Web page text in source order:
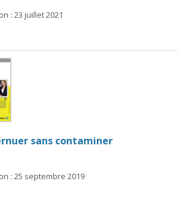
: 23 juillet 2021
sans contaminer
: 25 septembre 2019